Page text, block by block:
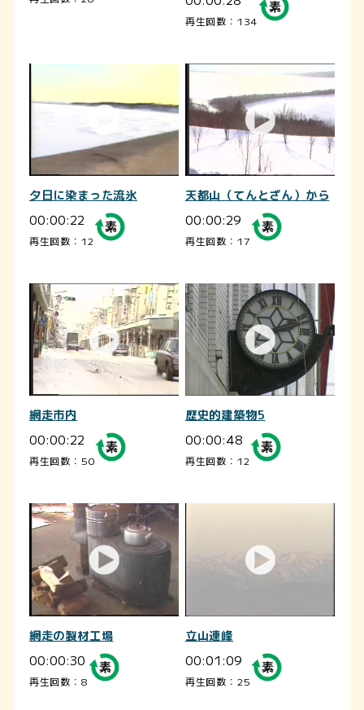
再生回数：134
夕日に染まった流氷
00:00:22
再生回数：12
天都山（てんとざん）から
00:00:29
再生回数：17
網走市内
00:00:22
再生回数：50
歴史的建築物5
00:00:48
再生回数：12
網走の製材工場
00:00:30
再生回数：8
立山連峰
00:01:09
再生回数：25